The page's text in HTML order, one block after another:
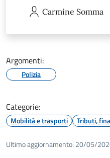
Carmine Somma
Argomenti:
Polizia
Categorie:
Mobilità e trasporti Tributi,
Ultimo aggiornamento: 20/05/